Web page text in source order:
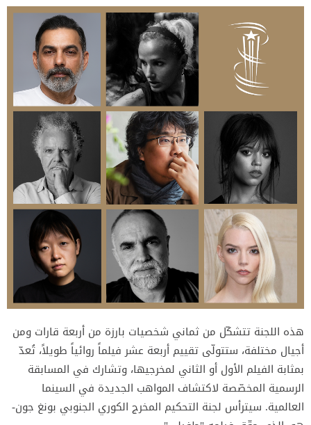
هذه اللجنة تتشكّل من ثماني شخصيات بارزة من أربعة قارات ومن
أجيال مختلفة، ستتولّى تقييم أربعة عشر فيلماً روائياً طويلاً، تُعدّ
بمثابة الفيلم الأول أو الثاني لمخرجيها، وتشارك في المسابقة
الرسمية المخصّصة لاكتشاف المواهب الجديدة في السينما
العالمية. سيترأس لجنة التحكيم المخرج الكوري الجنوبي بونغ جون-